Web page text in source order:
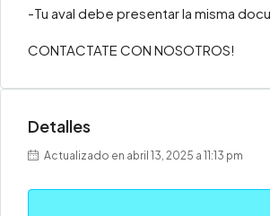
-Tu aval debe presentar la misma
CONTACTATE CON NOSOTROS!
Detalles
Actualizado en abril 13, 2025 a 11:13 pm